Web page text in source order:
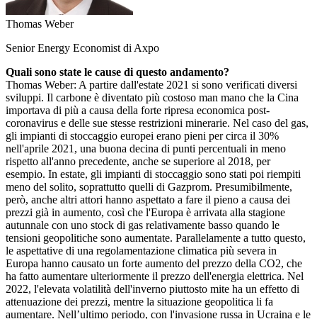
Thomas Weber
Senior Energy Economist di Axpo
Quali sono state le cause di questo andamento?
Thomas Weber: A partire dall'estate 2021 si sono verificati diversi
sviluppi. Il carbone è diventato più costoso man mano che la Cina
importava di più a causa della forte ripresa economica post-
coronavirus e delle sue stesse restrizioni minerarie. Nel caso del gas,
gli impianti di stoccaggio europei erano pieni per circa il 30%
nell'aprile 2021, una buona decina di punti percentuali in meno
rispetto all'anno precedente, anche se superiore al 2018, per
esempio. In estate, gli impianti di stoccaggio sono stati poi riempiti
meno del solito, soprattutto quelli di Gazprom. Presumibilmente,
però, anche altri attori hanno aspettato a fare il pieno a causa dei
prezzi già in aumento, così che l'Europa è arrivata alla stagione
autunnale con uno stock di gas relativamente basso quando le
tensioni geopolitiche sono aumentate. Parallelamente a tutto questo,
le aspettative di una regolamentazione climatica più severa in
Europa hanno causato un forte aumento del prezzo della CO2, che
ha fatto aumentare ulteriormente il prezzo dell'energia elettrica. Nel
2022, l'elevata volatilità dell'inverno piuttosto mite ha un effetto di
attenuazione dei prezzi, mentre la situazione geopolitica li fa
aumentare. Nell’ultimo periodo, con l'invasione russa in Ucraina e le